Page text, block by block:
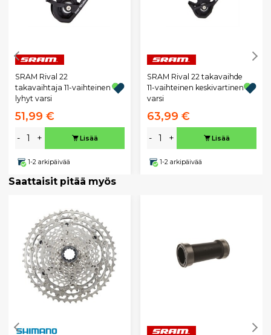
SRAM Rival 22
takavaihtaja 11-vaihteinen
lyhyt varsi
51,99 €
- + Lisää
1-2 arkipäivää
SRAM Rival 22 takavaihde
11-vaihteinen keskivartinen
varsi
63,99 €
- + Lisää
1-2 arkipäivää
Saattaisit pitää myös